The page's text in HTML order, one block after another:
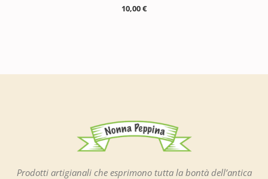
10,00€
Prodotti artigianali che esprimono tutta la bontà dell’antica